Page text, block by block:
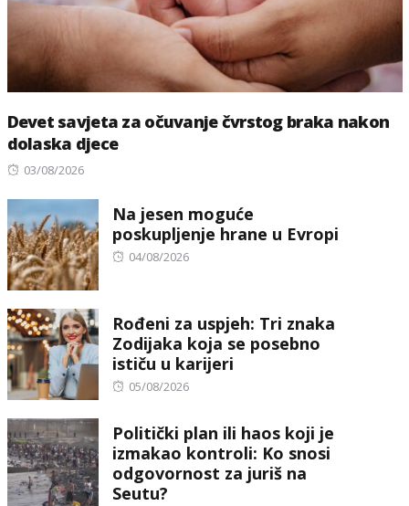
Devet savjeta za očuvanje čvrstog braka nakon
dolaska djece
Posted
03/08/2026
Na jesen moguće
poskupljenje hrane u Evropi
Posted
04/08/2026
Rođeni za uspjeh: Tri znaka
Zodijaka koja se posebno
ističu u karijeri
Posted
05/08/2026
Politički plan ili haos koji je
izmakao kontroli: Ko snosi
odgovornost za juriš na
Seutu?